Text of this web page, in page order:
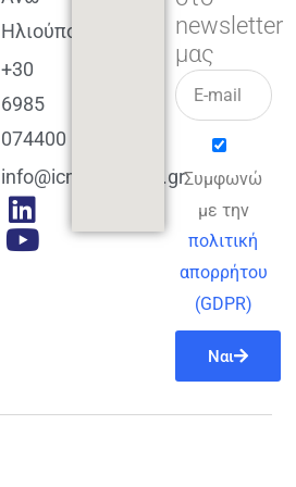
Ηλιούπολη
+30
6985
074400
info@icmacademy.gr
newsletter
μας
Συμφωνώ
με την
πολιτική
απορρήτου
(GDPR)
Ναι